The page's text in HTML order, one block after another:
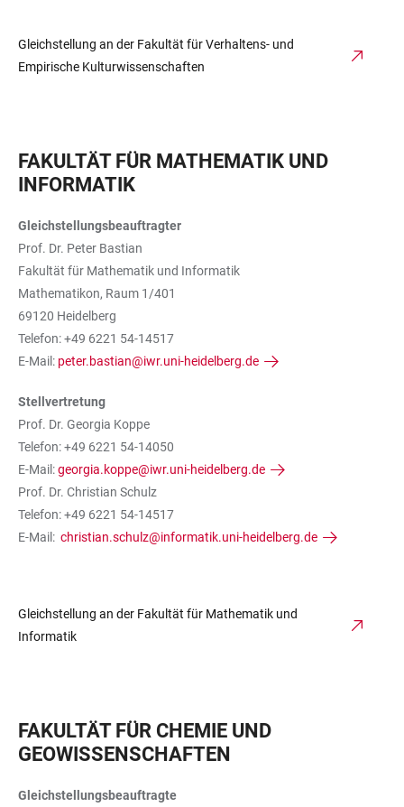
Gleichstellung an der Fakultät für Verhaltens- und
Empirische Kulturwissenschaften
FAKULTÄT FÜR MATHEMATIK UND
INFORMATIK
Gleichstellungsbeauftragter
Prof. Dr. Peter Bastian
Fakultät für Mathematik und Informatik
Mathematikon, Raum 1/401
69120 Heidelberg
Telefon: +49 6221 54-14517
E-Mail: peter.bastian@iwr.uni-heidelberg.de
Stellvertretung
Prof. Dr. Georgia Koppe
Telefon: +49 6221 54-14050
E-Mail:georgia.koppe@iwr.uni-heidelberg.de
Prof. Dr. Christian Schulz
Telefon: +49 6221 54-14517
E-Mail: christian.schulz@informatik.uni-heidelberg.de
Gleichstellung an der Fakultät für Mathematik und
Informatik
FAKULTÄT FÜR CHEMIE UND
GEOWISSENSCHAFTEN
Gleichstellungsbeauftragte